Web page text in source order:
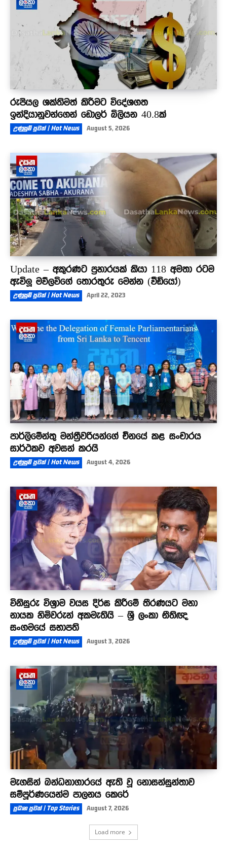
රුපියල ශක්තිමත් කිරීමට විදේශගත
ඉන්දියානුවන්ගෙන් ඩොලර් බිලියන 40.8ක්
උණුසුම් පුවත් | Hot News August 5, 2026
Update – අකුරණට ප්‍රහාරයක් කියා 118 අමතා රටම
ඇවිලූ මව්ලවිගේ තොරතුරු මෙන්න (වීඩියෝ)
උණුසුම් පුවත් | Hot News April 22, 2023
පාර්ලිමේන්තු මන්ත්‍රීවරියන්ගේ චීනයේ කළ සංචාරය
සාර්ථකව අවසන් කරයි
උණුසුම් පුවත් | Hot News August 4, 2026
විනිසුරු විශ්‍රාම වයස දිර්ඝ කිරීමේ තීරණයට මහා
නායක හිමිවරුන් අකමැතියි – ශ්‍රී ලංකා නීතිඥ
සංගමයේ සභාපති
උණුසුම් පුවත් | Hot News August 3, 2026
මැගසින් බන්ධනාගාරයේ ඇති වූ නොසන්සුන්තාව
සම්පූර්ණයෙන්ම පාලනය කෙරේ
ප්‍රධාන පුවත් | Top Stories August 7, 2026
Load more